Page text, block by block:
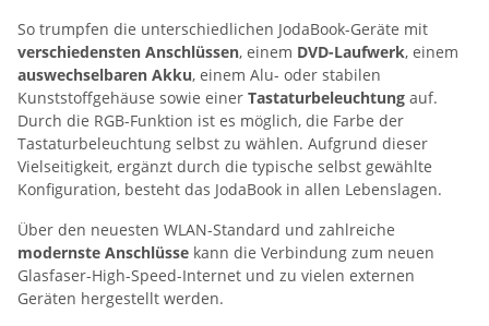
So trumpfen die unterschiedlichen JodaBook-Geräte mit
verschiedensten Anschlüssen, einem DVD-Laufwerk, einem
auswechselbaren Akku, einem Alu- oder stabilen
Kunststoffgehäuse sowie einer Tastaturbeleuchtung auf.
Durch die RGB-Funktion ist es möglich, die Farbe der
Tastaturbeleuchtung selbst zu wählen. Aufgrund dieser
Vielseitigkeit, ergänzt durch die typische selbst gewählte
Konfiguration, besteht das JodaBook in allen Lebenslagen.
Über den neuesten WLAN-Standard und zahlreiche
modernste Anschlüsse kann die Verbindung zum neuen
Glasfaser-High-Speed-Internet und zu vielen externen
Geräten hergestellt werden.